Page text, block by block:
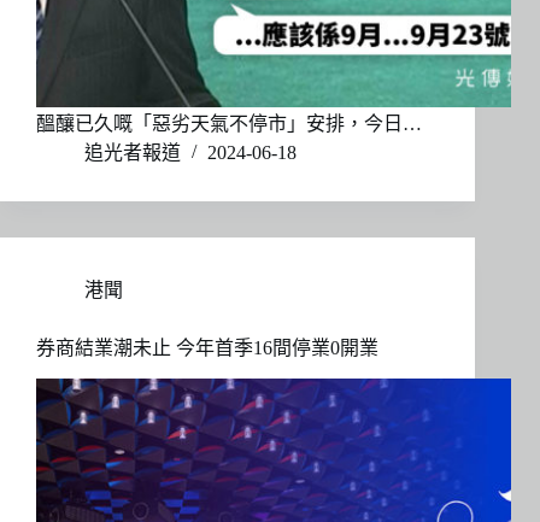
醞釀已久嘅「惡劣天氣不停市」安排，今日…
追光者報道
2024-06-18
港聞
券商結業潮未止 今年首季16間停業0開業